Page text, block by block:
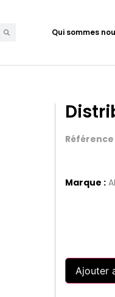
Qui sommes
Référence
Marque :
Ajouter